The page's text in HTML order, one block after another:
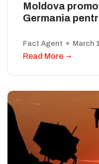
Moldova
Germania
Fact Agent March
Read More